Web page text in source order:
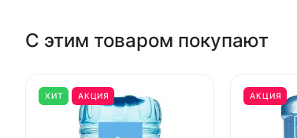
С этим товаром покупают
ХИТ АКЦИЯ АКЦИЯ